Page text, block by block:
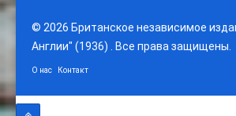
© 2026 Британское независимое
Англии" (1936) . Все права защищены.
О нас Контакт